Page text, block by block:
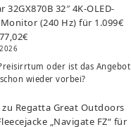
32GX870B 32″ 4K-OLED-
(240 Hz) für 1.099€
oder ist das Angebot
wieder vorbei?
zu Regatta Great Outdoors
„Navigate FZ“ für